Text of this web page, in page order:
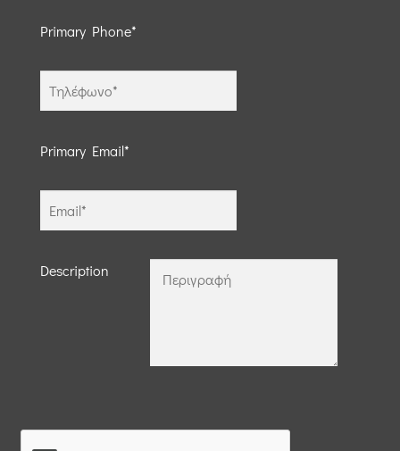
Primary Phone*
Primary Email*
Description